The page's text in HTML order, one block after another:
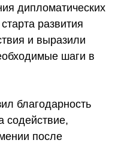
дипломатических
развития
и выразили
шаги в
благодарность
содействие,
после